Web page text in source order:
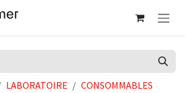
LABORATOIRE
CONSOMMABLES